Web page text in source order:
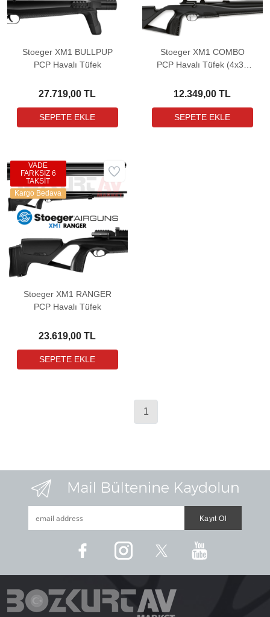
Stoeger XM1 BULLPUP
PCP Havalı Tüfek
27.719,00 TL
Stoeger XM1 COMBO
PCP Havalı Tüfek (4x32
12.349,00 TL
Stoeger XM1 RANGER
PCP Havalı Tüfek
23.619,00 TL
VADE
FARKSIZ 6
TAKSİT
Kargo Bedava
1